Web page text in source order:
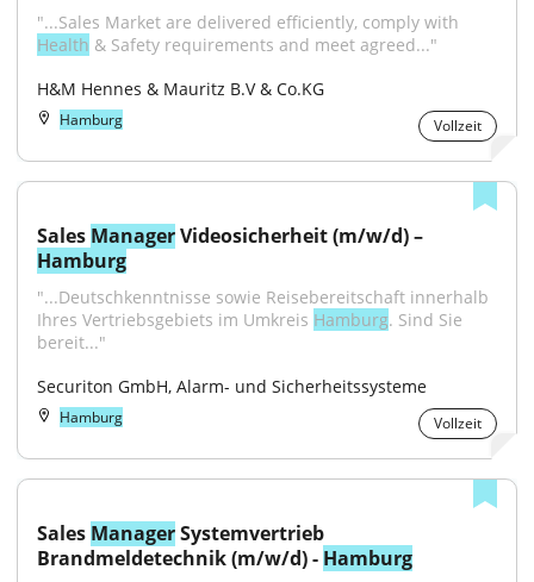
Health & Safety requirements and meet agreed..."
H&M Hennes & Mauritz B.V & Co.KG
Hamburg Vollzeit
Sales Manager
Hamburg
"...Deutschkenntnisse sowie Reisebereitschaft innerhalb
Ihres Vertriebsgebiets im Umkreis Hamburg. Sind Sie
bereit..."
Securiton GmbH, Alarm- und Sicherheitssysteme
Hamburg Vollzeit
Sales Manager Systemvertrieb
Brandmeldetechnik (m/w/d) - Hamburg